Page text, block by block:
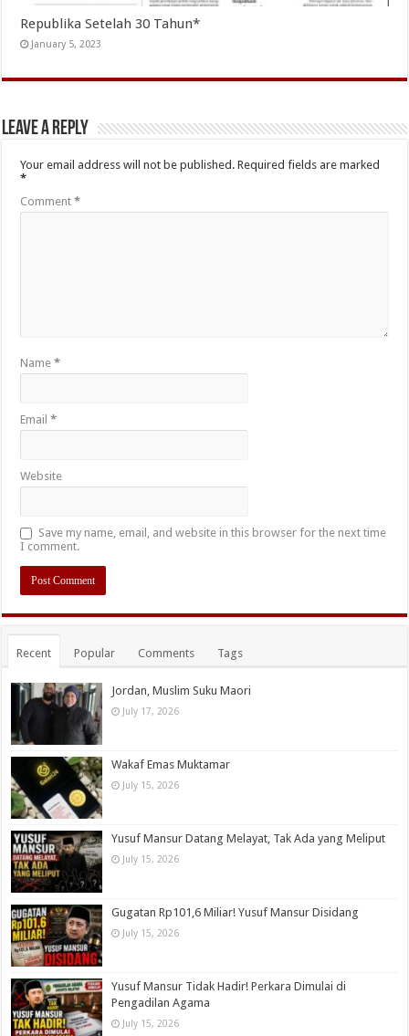
Republika Setelah 30 Tahun*
January 5, 2023
Leave a Reply
Your email address will not be published. Required fields are marked
*
Comment*
Name*
Email*
Website
Save my name, email, and website in this browser for the next time
I comment.
Recent Popular Comments Tags
Jordan, Muslim Suku Maori
July 17, 2026
Wakaf Emas Muktamar
July 15, 2026
Yusuf Mansur Datang Melayat, Tak Ada yang Meliput
July 15, 2026
Gugatan Rp101,6 Miliar! Yusuf Mansur Disidang
July 15, 2026
Yusuf Mansur Tidak Hadir! Perkara Dimulai di
Pengadilan Agama
July 15, 2026